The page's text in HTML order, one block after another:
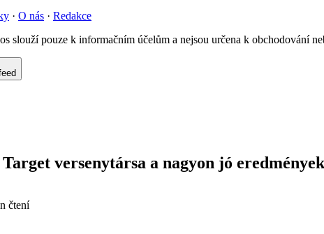
· O nás · Redakce
slouží pouze k informačním účelům a nejsou určena k obchodování
versenytársa a nagyon jó
čtení